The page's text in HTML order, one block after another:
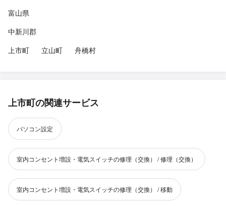
富山県
中新川郡
上市町
立山町 舟橋村
上市町の関連サービス
パソコン設定
室内コンセント増設・電気スイッチの修理（交換） / 修理（交換）
室内コンセント増設・電気スイッチの修理（交換） / 移動